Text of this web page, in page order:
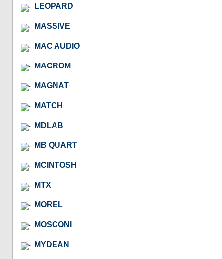
LEOPARD
MASSIVE
MAC AUDIO
MACROM
MAGNAT
MATCH
MDLAB
MB QUART
MCINTOSH
MTX
MOREL
MOSCONI
MYDEAN